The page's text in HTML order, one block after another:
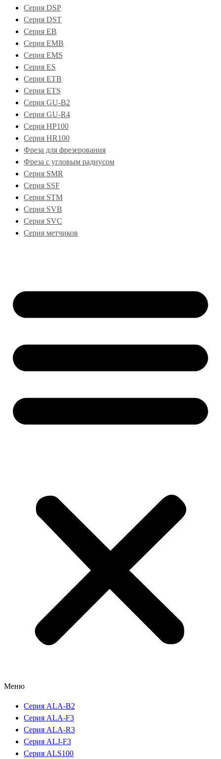
Серия DSP
Серия DST
Серия EB
Серия EMB
Серия EMS
Серия ES
Серия ETB
Серия ETS
Серия GU-B2
Серия GU-R4
Серия HP100
Серия HR100
Фреза для фрезерования
Фреза с угловым радиусом
Серия SMR
Серия SSF
Серия STM
Серия SVB
Серия SVC
Серия метчиков
Меню
Серия ALA-B2
Серия ALA-F3
Серия ALA-R3
Серия ALJ-F3
Серия ALS100